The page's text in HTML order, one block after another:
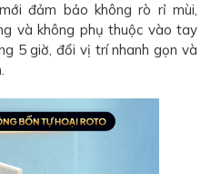
đảm bảo không rò rỉ mùi,
và không phụ thuộc vào tay
5 giờ, đổi vị trí nhanh gọn và